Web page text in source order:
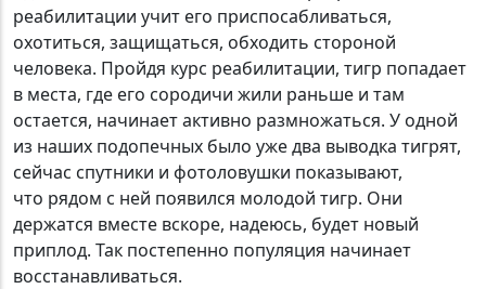
реабилитации учит его приспосабливаться,
охотиться, защищаться, обходить стороной
человека. Пройдя курс реабилитации, тигр попадает
в места, где его сородичи жили раньше и там
остается, начинает активно размножаться. У одной
из наших подопечных было уже два выводка тигрят,
сейчас спутники и фотоловушки показывают,
что рядом с ней появился молодой тигр. Они
держатся вместе вскоре, надеюсь, будет новый
приплод. Так постепенно популяция начинает
восстанавливаться.